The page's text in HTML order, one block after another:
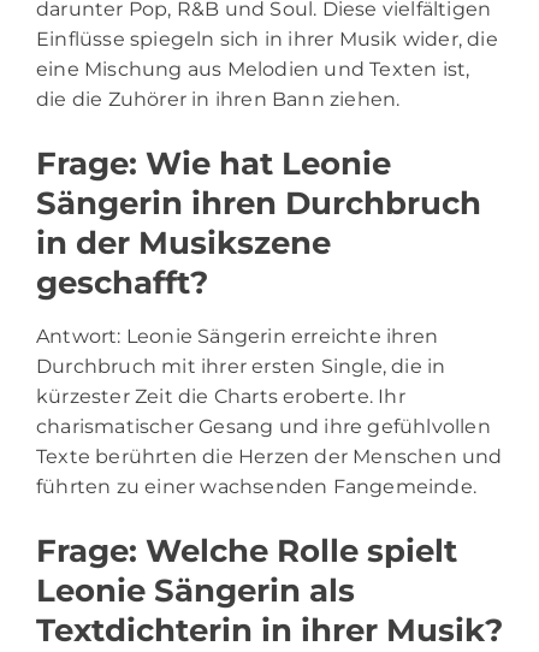
darunter Pop, R&B und Soul. Diese vielfältigen
Einflüsse spiegeln sich in ihrer Musik wider, die
eine Mischung aus Melodien und Texten ist,
die die Zuhörer in ihren Bann ziehen.
Frage: Wie hat Leonie
Sängerin ihren Durchbruch
in der Musikszene
geschafft?
Antwort: Leonie Sängerin erreichte ihren
Durchbruch mit ihrer ersten Single, die in
kürzester Zeit die Charts eroberte. Ihr
charismatischer Gesang und ihre gefühlvollen
Texte berührten die Herzen der Menschen und
führten zu einer wachsenden Fangemeinde.
Frage: Welche Rolle spielt
Leonie Sängerin als
Textdichterin in ihrer Musik?